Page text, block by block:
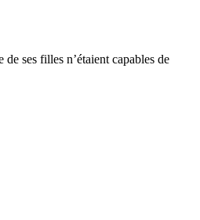
ses filles n’étaient capables de